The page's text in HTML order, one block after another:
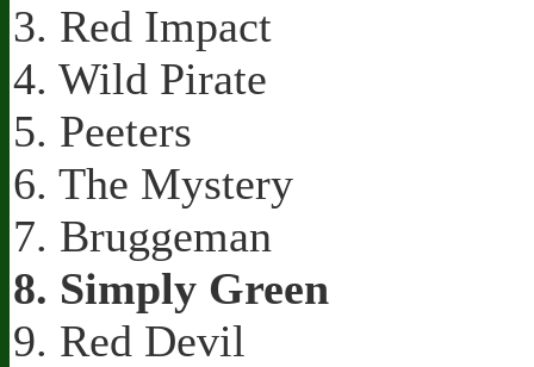
3. Red Impact
4. Wild Pirate
5. Peeters
6. The Mystery
7. Bruggeman
8. Simply Green
9. Red Devil